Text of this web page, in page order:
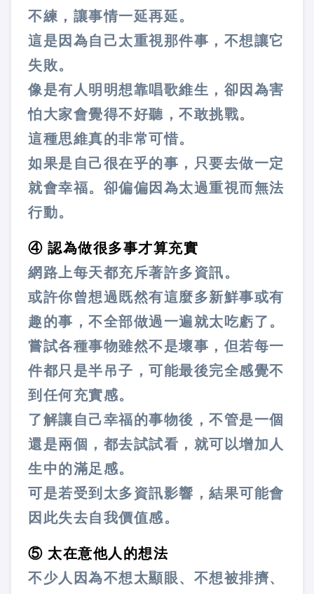
不練，讓事情一延再延。
這是因為自己太重視那件事，不想讓它
失敗。
像是有人明明想靠唱歌維生，卻因為害
怕大家會覺得不好聽，不敢挑戰。
這種思維真的非常可惜。
如果是自己很在乎的事，只要去做一定
就會幸福。卻偏偏因為太過重視而無法
行動。
④ 認為做很多事才算充實
網路上每天都充斥著許多資訊。
或許你曾想過既然有這麼多新鮮事或有
趣的事，不全部做過一遍就太吃虧了。
嘗試各種事物雖然不是壞事，但若每一
件都只是半吊子，可能最後完全感覺不
到任何充實感。
了解讓自己幸福的事物後，不管是一個
還是兩個，都去試試看，就可以增加人
生中的滿足感。
可是若受到太多資訊影響，結果可能會
因此失去自我價值感。
⑤ 太在意他人的想法
不少人因為不想太顯眼、不想被排擠、